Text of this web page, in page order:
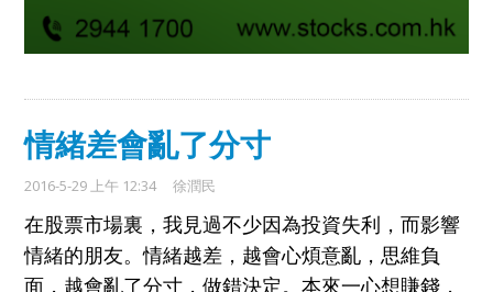
情緒差會亂了分寸
2016-5-29 上午 12:34 徐潤民
在股票市場裏 ，我見過不少因為投資失利，而影響
情緒的朋友。情緒越差， 越會心煩意亂 ，思維負
面 ，越會亂了分寸 ，做錯決定。本來一心想賺錢 ，